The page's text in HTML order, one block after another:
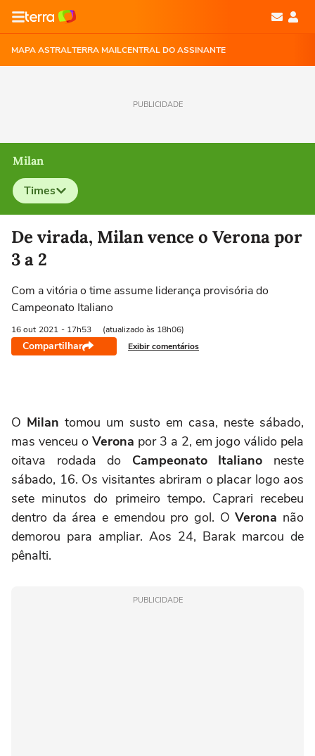
MAPA ASTRALTERRA MAILCENTRAL DO ASSINANTE
PUBLICIDADE
Milan
Times
Selecione o time para ver as notícias
De virada, Milan vence o Verona por
3 a 2
Com a vitória o time assume liderança provisória do
Campeonato Italiano
16 out 2021 - 17h53 (atualizado às 18h06)
Compartilhar Exibir comentários
O Milan tomou um susto em casa, neste sábado,
mas venceu o Verona por 3 a 2, em jogo válido pela
oitava rodada do Campeonato Italiano neste
sábado, 16. Os visitantes abriram o placar logo aos
sete minutos do primeiro tempo. Caprari recebeu
dentro da área e emendou pro gol. OVerona não
demorou para ampliar. Aos 24, Barak marcou de
pênalti.
PUBLICIDADE